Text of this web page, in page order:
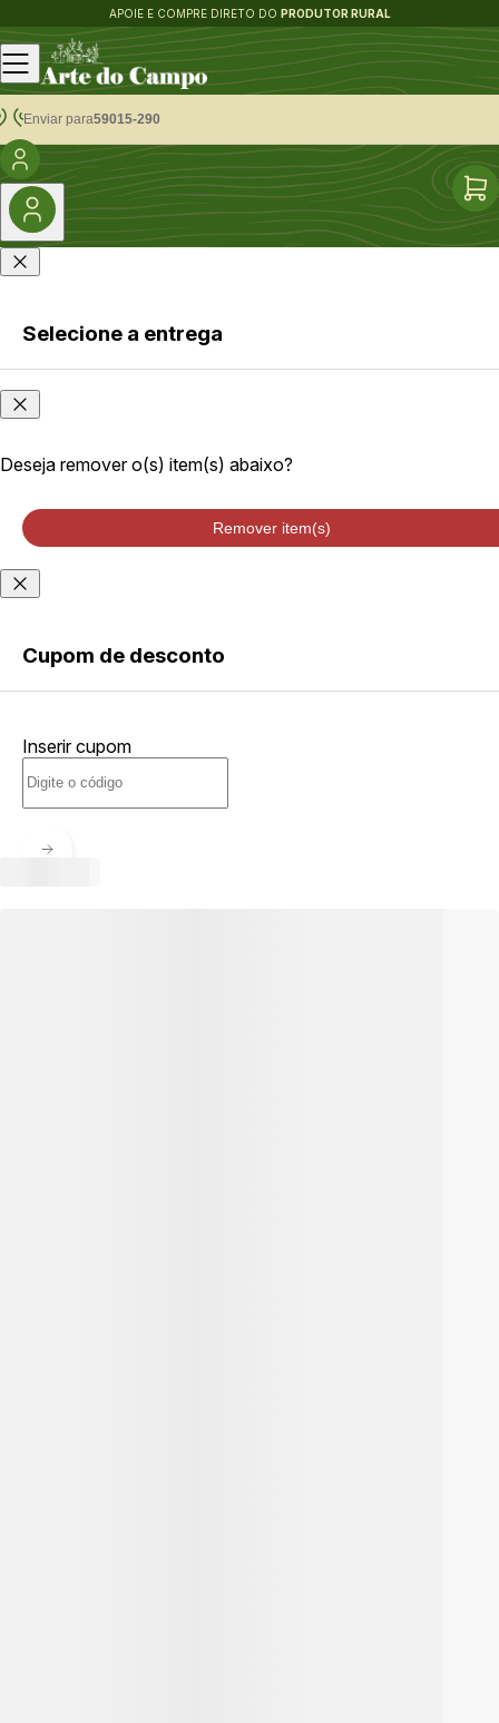
APOIE E COMPRE DIRETO DO PRODUTOR RURAL
Enviar para59015-290
Faça login
ou cadastre-
se
CRIAR
CONTA
Acessar com senha
Onde
você
está?
velocidade de
entrega podem
variar de acordo
com a região
Selecione a entrega
Deseja remover o(s) item(s) abaixo?
Remover item(s)
Cupom de desconto
Inserir cupom